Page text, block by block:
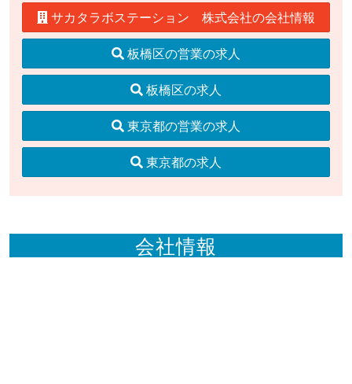
サカタラボステーション 株式会社の会社情報
板橋区の営業の求人
板橋区の求人
東京都の営業の求人
東京都の求人
会社情報